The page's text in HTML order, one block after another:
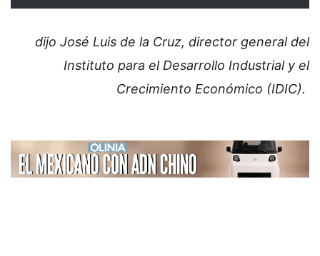
dijo José Luis de la Cruz, director general del
Instituto para el Desarrollo Industrial y el
Crecimiento Económico (IDIC).